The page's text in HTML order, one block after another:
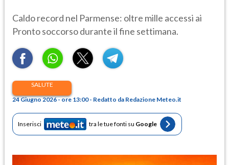
Caldo record nel Parmense: oltre mille accessi ai
Pronto soccorso durante il fine settimana.
SALUTE
24 Giugno 2026 - ore 13:00 - Redatto da Redazione Meteo.it
Inserisci tra le tue fonti su Google